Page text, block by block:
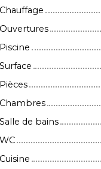
Chauffage
Ouvertures
Piscine
Surface
Pièces
Chambres
Salle de bains
WC
Cuisine